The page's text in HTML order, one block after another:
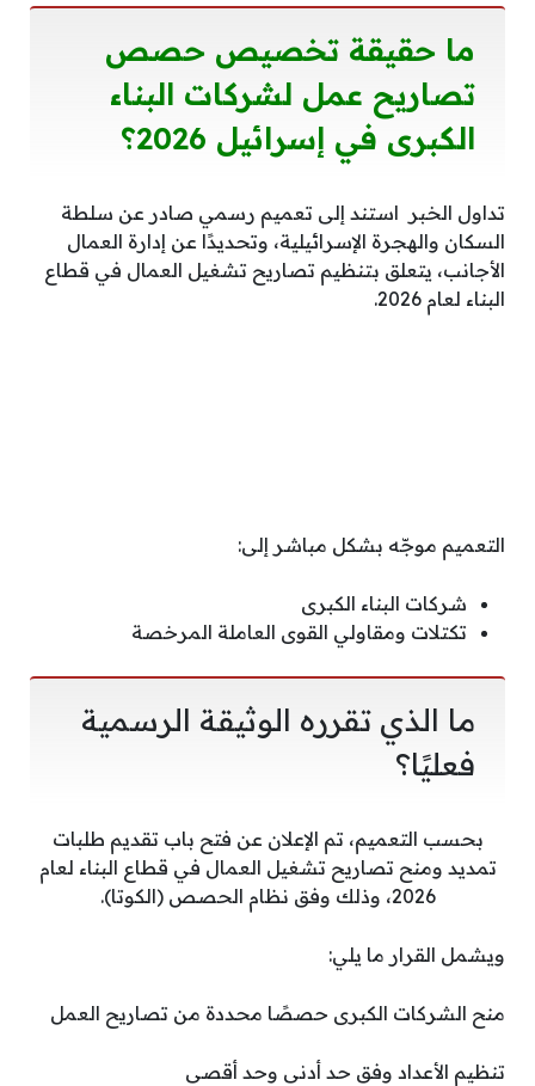
ما حقيقة تخصيص حصص
تصاريح عمل لشركات البناء
الكبرى في إسرائيل 2026؟
تداول الخبر استند إلى تعميم رسمي صادر عن سلطة
السكان والهجرة الإسرائيلية، وتحديدًا عن إدارة العمال
الأجانب، يتعلق بتنظيم تصاريح تشغيل العمال في قطاع
البناء لعام 2026.
التعميم موجّه بشكل مباشر إلى:
شركات البناء الكبرى
تكتلات ومقاولي القوى العاملة المرخصة
ما الذي تقرره الوثيقة الرسمية
فعليًا؟
بحسب التعميم، تم الإعلان عن فتح باب تقديم طلبات
تمديد ومنح تصاريح تشغيل العمال في قطاع البناء لعام
2026، وذلك وفق نظام الحصص (الكوتا).
ويشمل القرار ما يلي:
منح الشركات الكبرى حصصًا محددة من تصاريح العمل
تنظيم الأعداد وفق حد أدنى وحد أقصى